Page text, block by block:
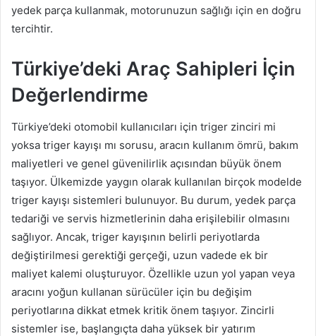
yedek parça kullanmak, motorunuzun sağlığı için en doğru
tercihtir.
Türkiye’deki Araç Sahipleri İçin
Değerlendirme
Türkiye’deki otomobil kullanıcıları için triger zinciri mi
yoksa triger kayışı mı sorusu, aracın kullanım ömrü, bakım
maliyetleri ve genel güvenilirlik açısından büyük önem
taşıyor. Ülkemizde yaygın olarak kullanılan birçok modelde
triger kayışı sistemleri bulunuyor. Bu durum, yedek parça
tedariği ve servis hizmetlerinin daha erişilebilir olmasını
sağlıyor. Ancak, triger kayışının belirli periyotlarda
değiştirilmesi gerektiği gerçeği, uzun vadede ek bir
maliyet kalemi oluşturuyor. Özellikle uzun yol yapan veya
aracını yoğun kullanan sürücüler için bu değişim
periyotlarına dikkat etmek kritik önem taşıyor. Zincirli
sistemler ise, başlangıçta daha yüksek bir yatırım